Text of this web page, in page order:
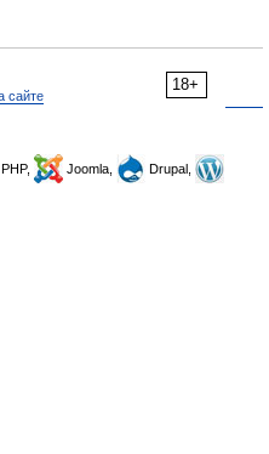
18+
сайте
Joomla,
Drupal,